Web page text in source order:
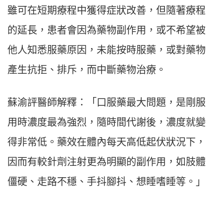
雖可在短期療程中獲得症狀改善，但隨著療程
的延長，患者會因為藥物副作用，或不希望被
他人知悉服藥原因，未能按時服藥，或對藥物
產生抗拒、排斥，而中斷藥物治療。
蘇渝評醫師解釋：「口服藥最大問題，是剛服
用時濃度最為強烈，隨時間代謝後，濃度就變
得非常低。藥效在體內每天高低起伏狀況下，
因而有較針劑注射更為明顯的副作用，如肢體
僵硬、走路不穩、手抖腳抖、想睡嗜睡等。」